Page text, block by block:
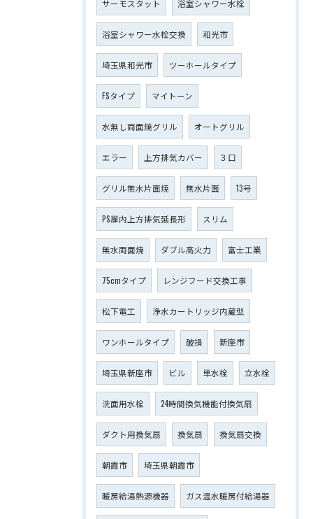
サーモスタット 浴室シャワー水栓
浴室シャワー水栓交換 和光市
埼玉県和光市 ツーホールタイプ
FSタイプ マイトーン
水無し両面焼グリル オートグリル
エラー 上方排気カバー ３口
グリル無水片面焼 無水片面 13号
PS扉内上方排気延長形 スリム
無水両面焼 ダブル高火力 富士工業
75cmタイプ レンジフード交換工事
松下電工 浄水カートリッジ内蔵型
ワンホールタイプ 破損 新座市
埼玉県新座市 ビル 単水栓 立水栓
洗面用水栓 24時間換気機能付換気扇
ダクト用換気扇 換気扇 換気扇交換
朝霞市 埼玉県朝霞市
暖房給湯熱源機器 ガス温水暖房付給湯器